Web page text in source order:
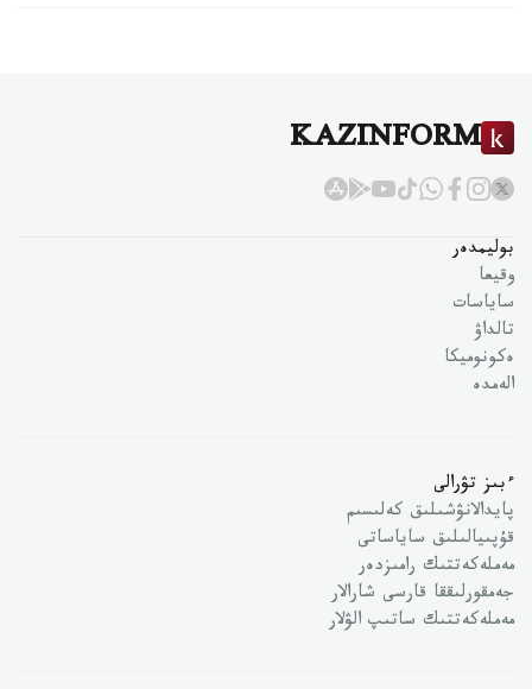
KAZINFORM
بوليمدەر
وقيعا
ساياسات
تالداۋ
ەكونوميكا
الەمدە
ءبىز تۋرالى
پايدالانۋشىلىق كەلىسىم
قۇپىيالىلىق ساياساتى
مەملەكەتتىك رامىزدەر
جەمقورلىققا قارسى شارالار
مەملەكەتتىك ساتىپ الۋلار